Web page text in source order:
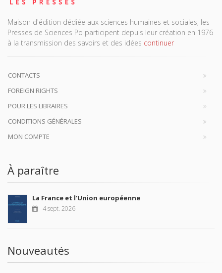
Maison d'édition dédiée aux sciences humaines et sociales, les
Presses de Sciences Po participent depuis leur création en 1976
à la transmission des savoirs et des idées continuer
CONTACTS
FOREIGN RIGHTS
POUR LES LIBRAIRES
CONDITIONS GÉNÉRALES
MON COMPTE
À paraître
La France et l'Union européenne
4 sept. 2026
Nouveautés